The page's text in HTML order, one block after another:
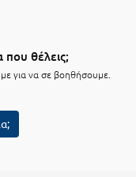
θέλεις;
για να σε βοηθήσουμε.